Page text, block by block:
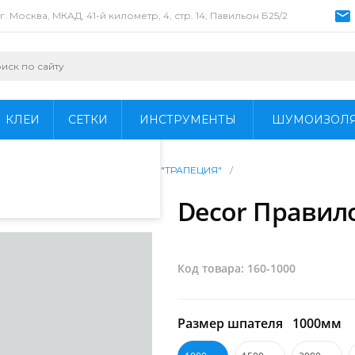
и
.
г. Москва, МКАД, 41-й километр, 4, стр. 14; Павильон Б25/2
КЛЕИ СЕТКИ ИНСТРУМЕНТЫ
Decor Правило "ТРАПЕЦИЯ" /
Decor
Код товара: 160-1000
Размер шпателя 1000мм